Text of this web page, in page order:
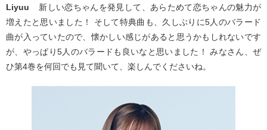
Liyuu
新しい恋ちゃんを発見して、あらためて恋ちゃんの魅力が
増えたと思いました！ そして特典曲も、久しぶりに5人のバラード
曲が入っていたので、懐かしい感じがあると思うかもしれないです
が、やっぱり5人のバラードも良いなと思いました！ みなさん、ぜ
ひ第4巻を何回でも見て聞いて、楽しんでくださいね。